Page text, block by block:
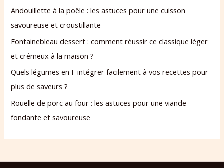
Andouillette à la poêle : les astuces pour une cuisson
savoureuse et croustillante
Fontainebleau dessert : comment réussir ce classique léger
et crémeux à la maison ?
Quels légumes en F intégrer facilement à vos recettes pour
plus de saveurs ?
Rouelle de porc au four : les astuces pour une viande
fondante et savoureuse